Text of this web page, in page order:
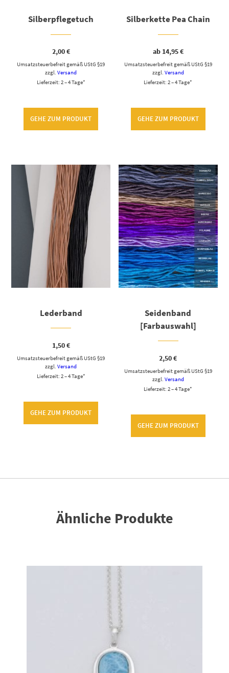
Silberpflegetuch
2,00€
Umsatzsteuerbefreit gemäß UStG §19
zzgl.Versand
Lieferzeit: 2 – 4 Tage*
GEHE ZUM PRODUKT
Silberkette Pea Chain
ab 14,95€
Umsatzsteuerbefreit gemäß UStG §19
zzgl. Versand
Lieferzeit: 2 – 4 Tage*
GEHE ZUM PRODUKT
Dieses Produkt weist mehrere Varianten auf. Die Optionen können auf der Produktseite gewählt werden
Lederband
1,50€
Umsatzsteuerbefreit gemäß UStG §19
zzgl.Versand
Lieferzeit: 2 – 4 Tage*
GEHE ZUM PRODUKT
Dieses Produkt weist mehrere Varianten auf. Die Optionen können auf der Produktseite gewählt werden
Seidenband
[Farbauswahl]
2,50€
Umsatzsteuerbefreit gemäß UStG §19
zzgl. Versand
Lieferzeit: 2 – 4 Tage*
GEHE ZUM PRODUKT
Ähnliche Produkte